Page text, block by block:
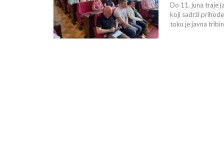
Do 11. juna traje
koji sadrži
toku je javna